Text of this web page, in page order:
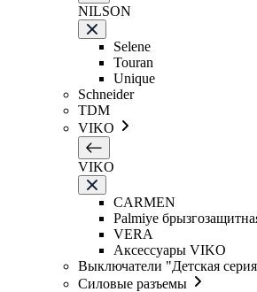
NILSON
Selene
Touran
Unique
Schneider
TDM
VIKO
VIKO
CARMEN
Palmiye
VERA
Аксессуары VIKO
Выключатели "Детская
Силовые разъемы